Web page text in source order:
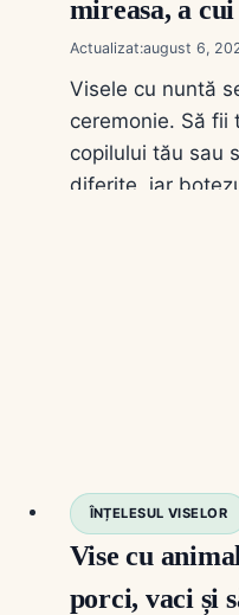
mireasa, a
Actualizat:august 6,
Visele cu nuntă
ceremonie. Să fii
copilului tău sau
diferite, iar
ÎNȚELESUL VISELOR
Vise cu
porci, vaci și